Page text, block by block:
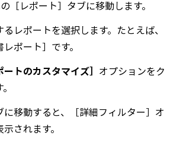
［レポート］ タブに移動します。
レポートを選択します。たとえば、
レポート］ です。
ートのカスタマイズ］ オプションをク
に移動すると、 ［詳細フィルター］ オ
されます。